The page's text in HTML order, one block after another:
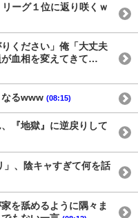
ーグ１位に返り咲くｗ
ください」俺「大丈夫
血相を変えてきて…
なるwww (08:15)
『地獄』に逆戻りして
」、陰キャすぎて何を話
を舐めるように隅々ま